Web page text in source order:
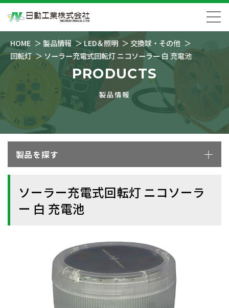
HOME 製品情報 LED＆照明
交換球・その他
回転灯
ソーラー充電式回転灯 ニコソーラー 白 充電池
PRODUCTS
製品情報
製品を探す
ソーラー充電式回転灯 ニコソーラ
ー 白 充電池